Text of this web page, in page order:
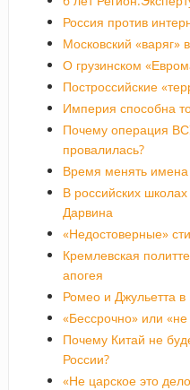
Россия против
Московский «варяг»
О грузинском
Построссийские
Империя способна
Почему операция
провалилась?
Время менять имена
В российских
Дарвина
«Недостоверные»
Кремлевская
апогея
Ромео и Джульетта
«Бессрочно» или
Почему Китай не
России?
«Не царское это